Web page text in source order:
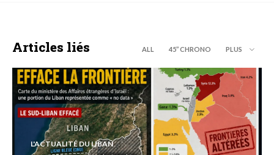
Articles liés ALL 45’’ CHRONO PLUS
L'ACTUALITÉ DU LIBAN